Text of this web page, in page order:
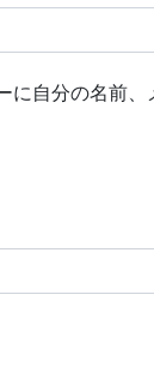
自分の名前、